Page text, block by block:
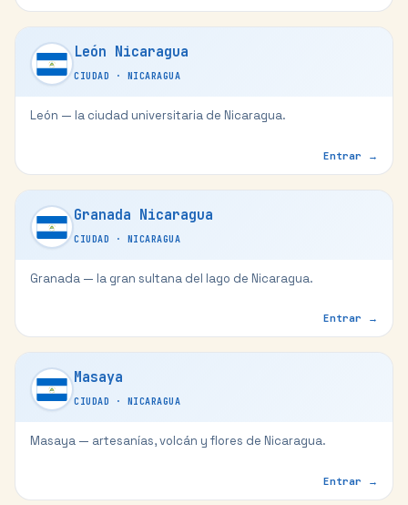
León Nicaragua
CIUDAD · NICARAGUA
León — la ciudad universitaria de Nicaragua.
Entrar →
Granada Nicaragua
CIUDAD · NICARAGUA
Granada — la gran sultana del lago de Nicaragua.
Entrar →
Masaya
CIUDAD · NICARAGUA
Masaya — artesanías, volcán y flores de Nicaragua.
Entrar →